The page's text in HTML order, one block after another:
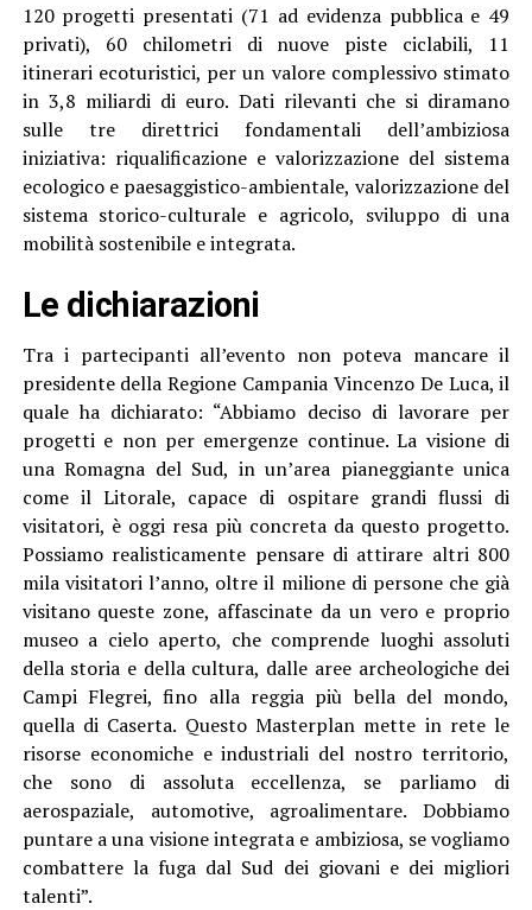
120 progetti presentati (71 ad evidenza pubblica e 49
privati), 60 chilometri di nuove piste ciclabili, 11
itinerari ecoturistici, per un valore complessivo stimato
in 3,8 miliardi di euro. Dati rilevanti che si diramano
sulle tre direttrici fondamentali dell’ambiziosa
iniziativa: riqualificazione e valorizzazione del sistema
ecologico e paesaggistico-ambientale, valorizzazione del
sistema storico-culturale e agricolo, sviluppo di una
mobilità sostenibile e integrata.
Le dichiarazioni
Tra i partecipanti all’evento non poteva mancare il
presidente della Regione Campania Vincenzo De Luca, il
quale ha dichiarato: “Abbiamo deciso di lavorare per
progetti e non per emergenze continue. La visione di
una Romagna del Sud, in un’area pianeggiante unica
come il Litorale, capace di ospitare grandi flussi di
visitatori, è oggi resa più concreta da questo progetto.
Possiamo realisticamente pensare di attirare altri 800
mila visitatori l’anno, oltre il milione di persone che già
visitano queste zone, affascinate da un vero e proprio
museo a cielo aperto, che comprende luoghi assoluti
della storia e della cultura, dalle aree archeologiche dei
Campi Flegrei, fino alla reggia più bella del mondo,
quella di Caserta. Questo Masterplan mette in rete le
risorse economiche e industriali del nostro territorio,
che sono di assoluta eccellenza, se parliamo di
aerospaziale, automotive, agroalimentare. Dobbiamo
puntare a una visione integrata e ambiziosa, se vogliamo
combattere la fuga dal Sud dei giovani e dei migliori
talenti”.